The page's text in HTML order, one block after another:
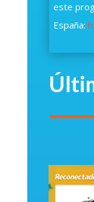
este
España: